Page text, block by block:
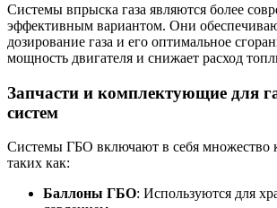
Системы впрыска газа являются более
эффективным вариантом. Они
дозирование газа и его оптимальное
мощность двигателя и снижает расход
Запчасти и комплектующие для
систем
Системы ГБО включают в себя множество
таких как:
Баллоны ГБО: Используются для